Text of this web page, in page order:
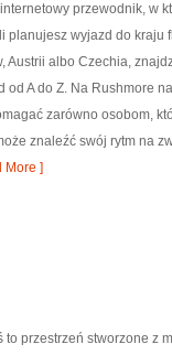
przewodnik, w
planujesz wyjazd do kraju
Austrii albo Czechia,
od A do Z. Na Rushmore
zarówno osobom,
znaleźć swój rytm na
More ]
to przestrzeń stworzone z